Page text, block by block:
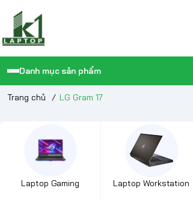
Danh mục sản phẩm
Trang chủ / LG Gram 17
Laptop Gaming Laptop Workstation